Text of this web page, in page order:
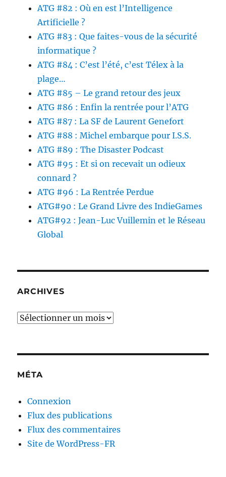
ATG #82 : Où en est l’Intelligence
Artificielle ?
ATG #83 : Que faites-vous de la sécurité
informatique ?
ATG #84 : C’est l’été, c’est Télex à la
plage…
ATG #85 – Le grand retour des jeux
ATG #86 : Enfin la rentrée pour l’ATG
ATG #87 : La SF de Laurent Genefort
ATG #88 : Michel embarque pour I.S.S.
ATG #89 : The Disaster Podcast
ATG #95 : Et si on recevait un odieux
connard ?
ATG #96 : La Rentrée Perdue
ATG#90 : Le Grand Livre des IndieGames
ATG#92 : Jean-Luc Vuillemin et le Réseau
Global
ARCHIVES
Archives
MÉTA
Connexion
Flux des publications
Flux des commentaires
Site de WordPress-FR